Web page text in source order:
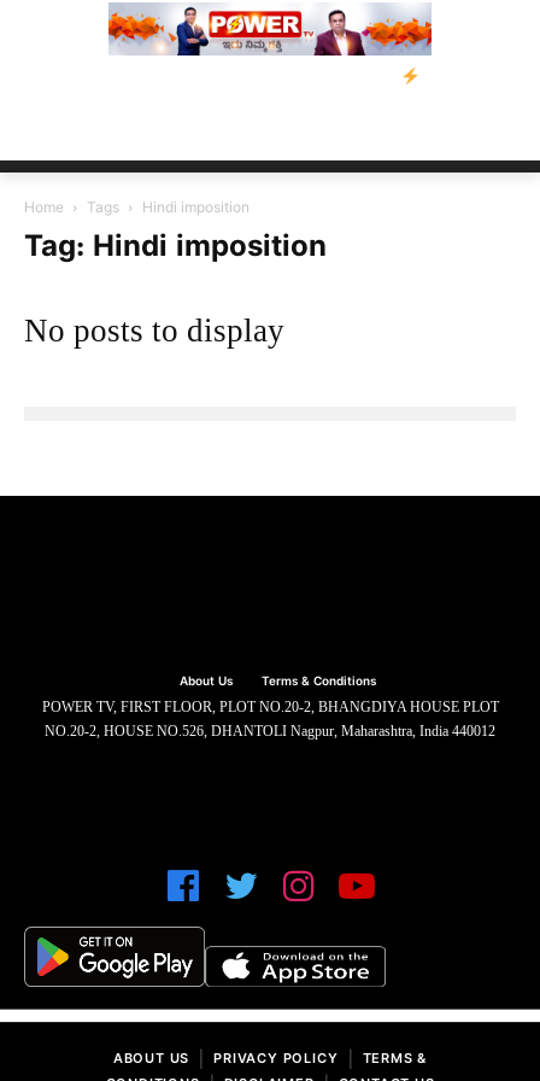
ನ್ಯೂಸ್ ಕಾರ್ಪ್‌ಗೆ
Home Tags Hindi imposition
Tag: Hindi imposition
No posts to display
About Us Terms & Conditions
POWER TV, FIRST FLOOR, PLOT NO.20-2, BHANGDIYA HOUSE PLOT
NO.20-2, HOUSE NO.526, DHANTOLI Nagpur, Maharashtra, India 440012
ABOUT US PRIVACY POLICY
TERMS &